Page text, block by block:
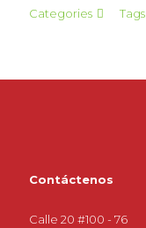
Categories Tags
Contáctenos
Calle 20 #100 - 76